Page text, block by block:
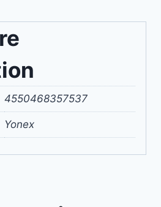
4550468357537
Yonex